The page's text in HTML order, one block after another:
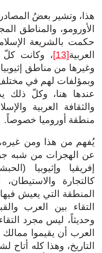
هذا، وتشير بعضُ
الأورومو، والمناطق
حكمت بالشريعة
العربية[13]
، وكانت كلّ
وغيرها من مناطق
وبمؤلفات لهم في
عندها هنا، وكلّ ذلك
والثقافة العربية
منطقة أوروميا خصوصاً.
يُفهم من هذا ومن غيره،
عن الهجرات من شبه
إفريقيا وإثيوبيا
كالتجارة
المنطقة التي يعيش
التقاء بين العرب
وحديثاً، ليس مجرد
العرب أن يقيموا
التاريخ، وهذا كله